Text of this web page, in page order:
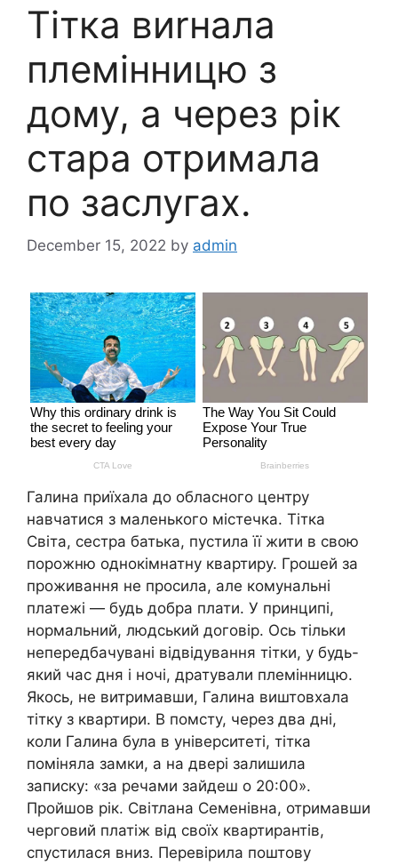
Тітка виrнала
племінницю з
дому, а через рік
стара отримала
по заслугах.
December 15, 2022 by admin
Галина приїхала до обласного центру
навчатися з маленького містечка. Тітка
Світа, сестра батька, пустила її жити в свою
порожню однокімнатну квартиру. Грошей за
проживання не просила, але комунальні
платежі — будь добра плати. У принципі,
нормальний, людський договір. Ось тільки
непередбачувані відвідування тітки, у будь-
який час дня і ночі, дратували племінницю.
Якось, не витримавши, Галина виштовхала
тітку з квартири. В помсту, через два дні,
коли Галина була в університеті, тітка
поміняла замки, а на двері залишила
записку: «за речами зайдеш о 20:00».
Пройшов рік. Світлана Семенівна, отримавши
черговий платіж від своїх квартирантів,
спустилася вниз. Перевірила поштову